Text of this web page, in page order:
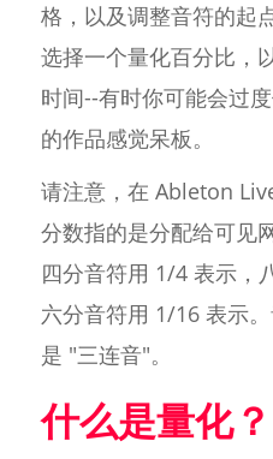
格，以及调整音符的起
选择一个量化百分比，
时间--有时你可能会过
的作品感觉呆板。
请注意，在 Ableton
分数指的是分配给可见
四分音符用 1/4 表示，
六分音符用 1/16 表示
是 "三连音"。
什么是量化？